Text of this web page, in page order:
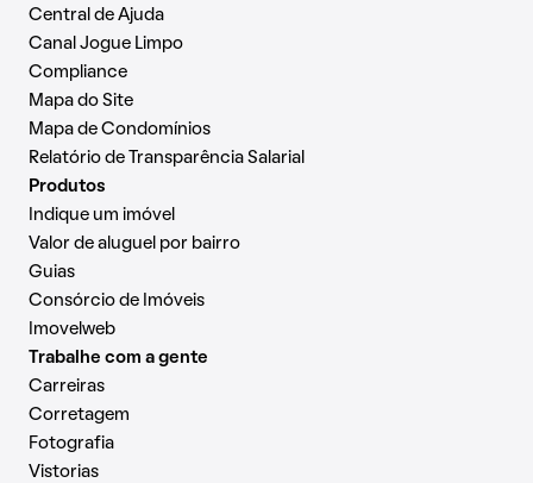
Central de Ajuda
Canal Jogue Limpo
Compliance
Mapa do Site
Mapa de Condomínios
Relatório de Transparência Salarial
Produtos
Indique um imóvel
Valor de aluguel por bairro
Guias
Consórcio de Imóveis
Imovelweb
Trabalhe com a gente
Carreiras
Corretagem
Fotografia
Vistorias